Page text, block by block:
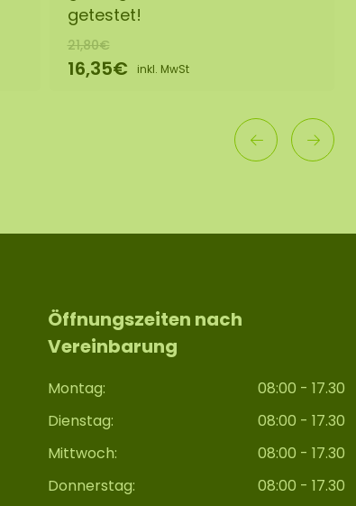
getestet!
21,80€
16,35€ inkl. MwSt
Öffnungszeiten nach
Vereinbarung
Montag:
08:00 - 17.30
Dienstag:
08:00 - 17.30
Mittwoch:
08:00 - 17.30
Donnerstag:
08:00 - 17.30